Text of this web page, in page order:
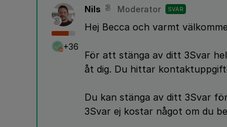
+36
Nils Moderator SVAR
Hej Becca och varmt
För att stänga av ditt 3Svar
åt dig. Du hittar
Du kan stänga av ditt 3Svar
3Svar ej kostar något om du